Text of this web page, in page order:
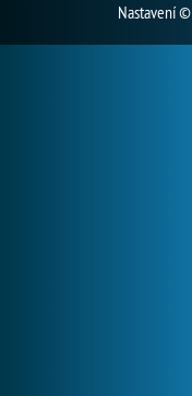
Nastavení©